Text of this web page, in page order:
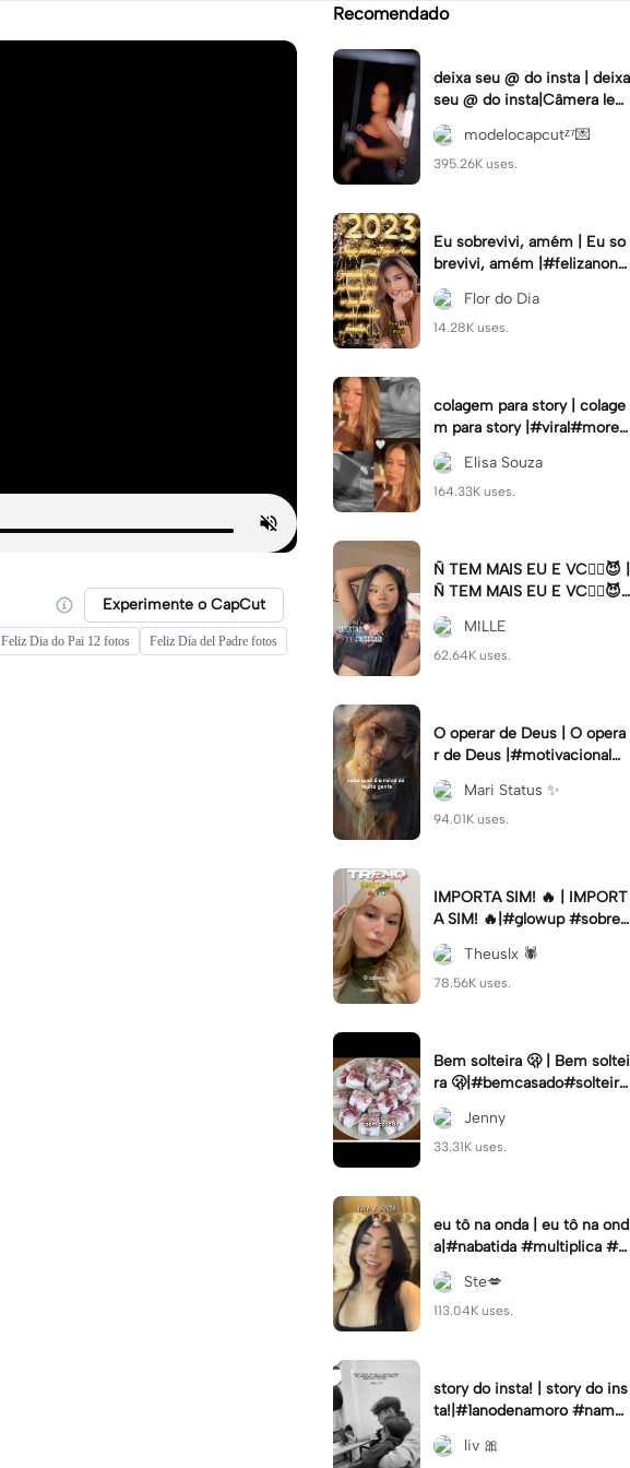
Experimente o CapCut
Feliz Dia do Pai 12 fotos
Feliz Día del Padre fotos
Recomendado
deixa seu @ do insta | deixa
seu @ do insta|Câmera lent
a #fyp #viral #trend #fyp
ツ⁠
modelocapcutᶻ⁷💌
395.26K uses.
Eu sobrevivi, amém | Eu so
brevivi, amém |#felizanono
#feliz2023
Flor do Dia
14.28K uses.
colagem para story | colage
m para story |#viral#moren
a#instastory#colagemdefo
tos#instaElisa Souza
164.33K uses.
Ñ TEM MAIS EU E VC😮‍💨😈 |
Ñ TEM MAIS EU E VC😮‍💨😈|
#naotemmaiseuevc #letras
dinamica #slow
MILLE
62.64K uses.
O operar de Deus | O opera
r de Deus |#motivacional#
deus#cristao#fe#viral
Mari Status ✨️
94.01K uses.
IMPORTA SIM! 🔥 | IMPORT
A SIM! 🔥|#glowup #sobre
mim #viralcut #importasi
m ✨ Theuslx 🕷️
78.56K uses.
Bem solteira 🫢 | Bem soltei
ra 🫢|#bemcasado#solteira
#trendtiktok#i5#viral
Jenny
33.31K uses.
eu tô na onda | eu tô na ond
a|#nabatida #multiplica #e
feitos #efeitoscapcut #vira
lcut
Ste💋
113.04K uses.
story do insta! | story do ins
ta!|#1anodenamoro #namor
o #storynamorados
liv 🎀